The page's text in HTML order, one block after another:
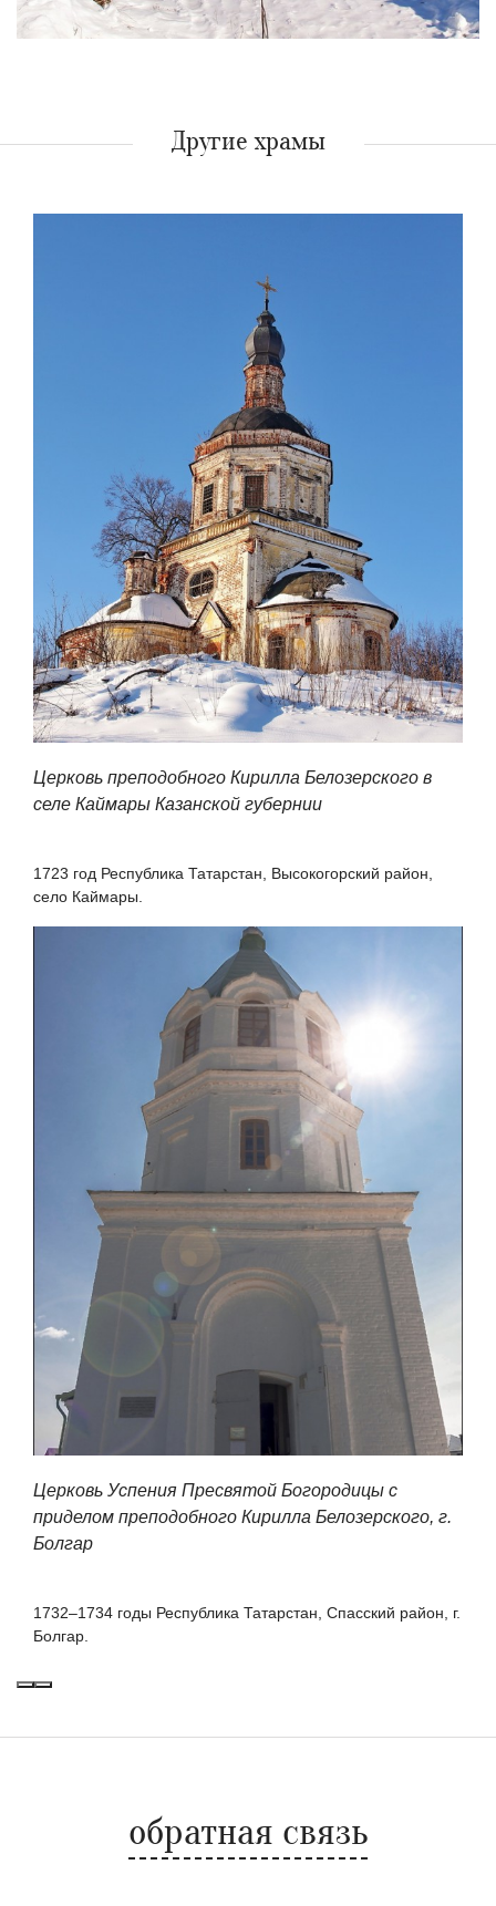
Другие храмы
Церковь преподобного Кирилла Белозерского в
селе Каймары Казанской губернии
1723 год Республика Татарстан, Высокогорский район,
село Каймары.
Церковь Успения Пресвятой Богородицы с
приделом преподобного Кирилла Белозерского, г.
Болгар
1732–1734 годы Республика Татарстан, Спасский район, г.
Болгар.
обратная связь